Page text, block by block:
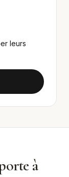
leurs
à